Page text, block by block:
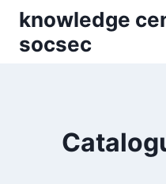
Skip
content
knowledge
socsec